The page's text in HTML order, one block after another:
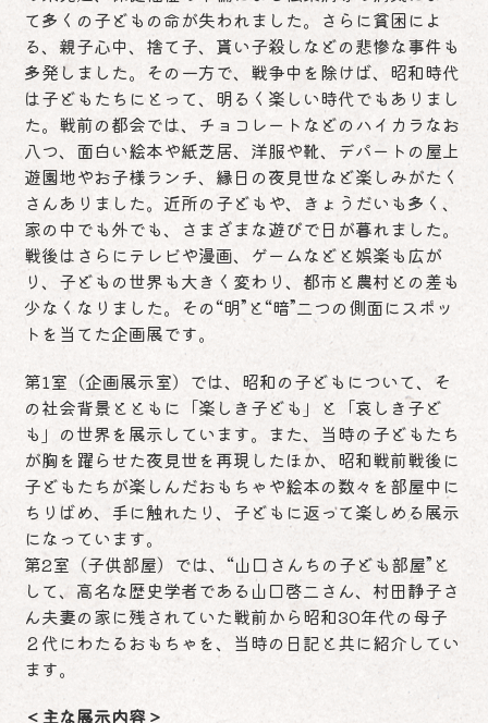
て多くの子どもの命が失われました。さらに貧困によ
る、親子心中、捨て子、貰い子殺しなどの悲惨な事件も
多発しました。その一方で、戦争中を除けば、昭和時代
は子どもたちにとって、明るく楽しい時代でもありまし
た。戦前の都会では、チョコレートなどのハイカラなお
八つ、面白い絵本や紙芝居、洋服や靴、デパートの屋上
遊園地やお子様ランチ、縁日の夜見世など楽しみがたく
さんありました。近所の子どもや、きょうだいも多く、
家の中でも外でも、さまざまな遊びで日が暮れました。
戦後はさらにテレビや漫画、ゲームなどと娯楽も広が
り、子どもの世界も大きく変わり、都市と農村との差も
少なくなりました。その“明”と“暗”二つの側面にスポッ
トを当てた企画展です。
第1室（企画展示室）では、昭和の子どもについて、そ
の社会背景とともに「楽しき子ども」と「哀しき子ど
も」の世界を展示しています。また、当時の子どもたち
が胸を躍らせた夜見世を再現したほか、昭和戦前戦後に
子どもたちが楽しんだおもちゃや絵本の数々を部屋中に
ちりばめ、手に触れたり、子どもに返って楽しめる展示
になっています。
第2室（子供部屋）では、“山口さんちの子ども部屋”と
して、高名な歴史学者である山口啓二さん、村田静子さ
ん夫妻の家に残されていた戦前から昭和30年代の母子
２代にわたるおもちゃを、当時の日記と共に紹介してい
ます。
＜主な展示内容＞